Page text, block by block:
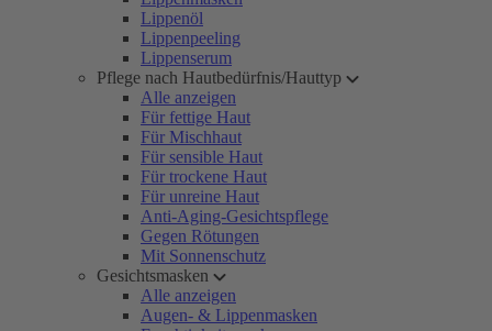
Lippenöl
Lippenpeeling
Lippenserum
Pflege nach Hautbedürfnis/Hauttyp
Alle anzeigen
Für fettige Haut
Für Mischhaut
Für sensible Haut
Für trockene Haut
Für unreine Haut
Anti-Aging-Gesichtspflege
Gegen Rötungen
Mit Sonnenschutz
Gesichtsmasken
Alle anzeigen
Augen- & Lippenmasken